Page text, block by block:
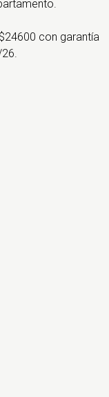
con garantía